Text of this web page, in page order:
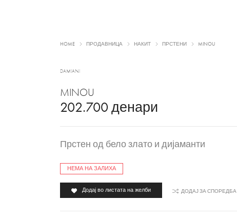
HOME ПРОДАВНИЦА НАКИТ ПРСТЕНИ MINOU
DAMIANI
MINOU
202.700денари
Прстен од бело злато и дијаманти
НЕМА НА ЗАЛИХА
Додај во листата на желби ДОДАЈ ЗА СПОРЕДБА